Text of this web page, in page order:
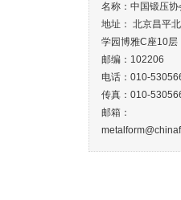
名称：中国锻压协
地址： 北京昌平
学园博雅C座10层
邮编：102206
电话：010-
传真：010-
邮箱：